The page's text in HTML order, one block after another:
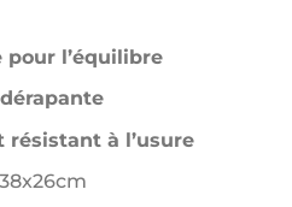
pour l’équilibre
à l’usure
38x26cm